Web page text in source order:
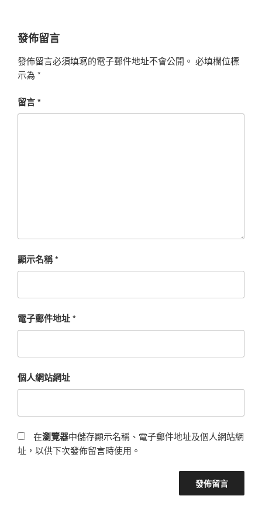
發佈留言
發佈留言必須填寫的電子郵件地址不會公開。 必填欄位標
示為 *
留言*
顯示名稱*
電子郵件地址*
個人網站網址
在瀏覽器中儲存顯示名稱、電子郵件地址及個人網站網
址，以供下次發佈留言時使用。